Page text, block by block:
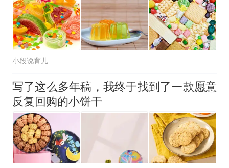
小段说育儿
写了这么多年稿，我终于找到了一款愿意
反复回购的小饼干